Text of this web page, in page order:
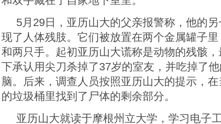
5月29日，亚历山大的父亲报警称，他的
现了人体残肢。它们被放置在两个金属罐子
和两只手。起初亚历山大谎称是动物的残骸
下承认用尖刀杀掉了37岁的室友，并吃掉了
脑。后来，调查人员按照亚历山大的提示，
的垃圾桶里找到了尸体的剩余部分。
亚历山大就读于摩根州立大学，学习电子